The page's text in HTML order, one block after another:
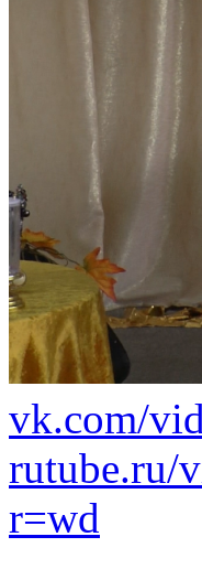
vk.com/
rutube.ru/
r=wd